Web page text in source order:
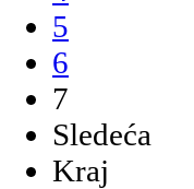
5
6
7
Sledeća
Kraj